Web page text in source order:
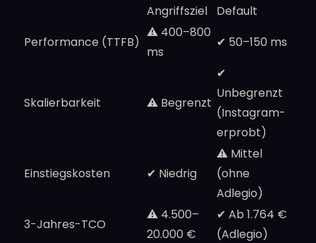
Angriffsziel
Default
Performance (TTFB)
⚠️ 400–800
ms
✔ 50–150 ms
Skalierbarkeit ⚠️ Begrenzt
✔
Unbegrenzt
(Instagram-
erprobt)
Einstiegskosten ✔ Niedrig
⚠️ Mittel
(ohne
Adlegio)
3-Jahres-TCO
⚠️ 4.500–
20.000 €
✔ Ab 1.764 €
(Adlegio)